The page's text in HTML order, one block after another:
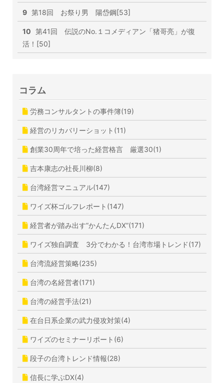
9 第18回 お祭り男 陽岱鋼[53]
10 第41回 伝説のNo.１コメディアン「猪哥亮」が復
活！[50]
コラム
労務コンサルタントの事件簿(19)
経営のリカバリーショット(11)
創業30周年で培った経営格言 厳選30(1)
吉本康志の社長川柳(8)
台湾経営マニュアル(147)
ワイズ杯ゴルフレポート(147)
経営者が踏み出す”かんたんDX”(171)
ワイズ独自調査 3分でわかる！台湾市場トレンド(17)
台湾流経営策略(235)
台湾の名経営者(171)
台湾の経営手法(21)
在台日系企業の武力侵攻対策(4)
ワイズのセミナーリポート(6)
段子の台湾トレンド情報(28)
信長に学ぶDX(4)